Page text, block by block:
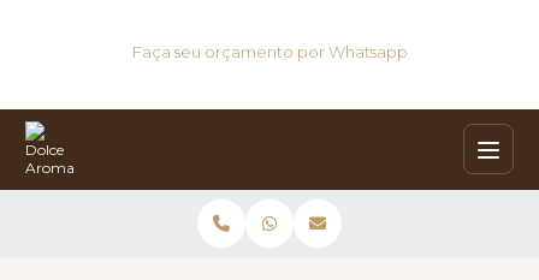
Faça seu orçamento por Whatsapp